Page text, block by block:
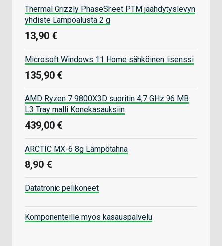
Thermal Grizzly PhaseSheet PTM jäähdytyslevyn
yhdiste Lämpöalusta 2 g
13,90 €
Microsoft Windows 11 Home sähköinen lisenssi
135,90 €
AMD Ryzen 7 9800X3D suoritin 4,7 GHz 96 MB
L3 Tray malli Konekasauksiin
439,00 €
ARCTIC MX-6 8g Lämpötahna
8,90 €
Datatronic pelikoneet
Komponenteille myös kasauspalvelu